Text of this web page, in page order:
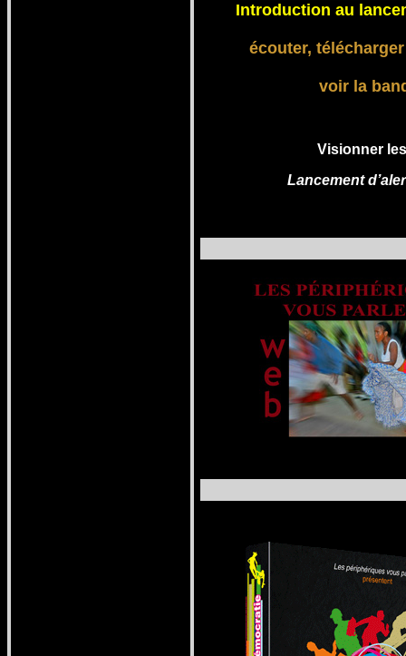
Introduction au
écouter,
voir la
Visionner
Lancement